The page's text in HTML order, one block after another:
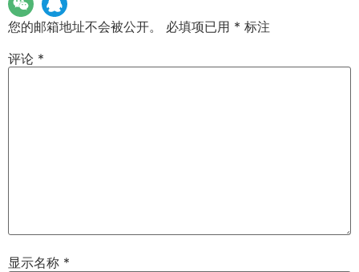
您的邮箱地址不会被公开。 必填项已用 * 标注
评论 *
显示名称 *